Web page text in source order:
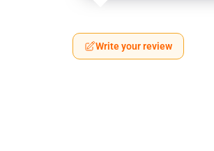
Write your review